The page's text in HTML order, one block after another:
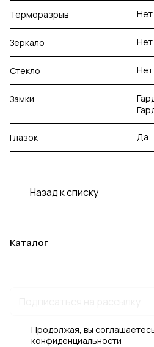
Терморазрыв Нет
Зеркало Нет
Стекло Нет
Замки
Глазок Да
Назад к списку
Каталог
Продолжая, вы
конфиденциальности